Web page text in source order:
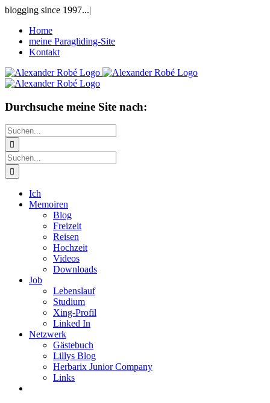
Zum
springen
blogging since 1997...|
Home
meine Paragliding-Site
Kontakt
Durchsuche meine Site nach:
Suche
nach:
Suche
nach:
Ich
Memoiren
Blog
Freizeit
Reisen
Hochzeit
Videos
Downloads
Job
Lebenslauf
Studium
Xing-Profil
Linked In
Netzwerk
Gästebuch
Lillys Blog
Herbarix Junior Company
Links